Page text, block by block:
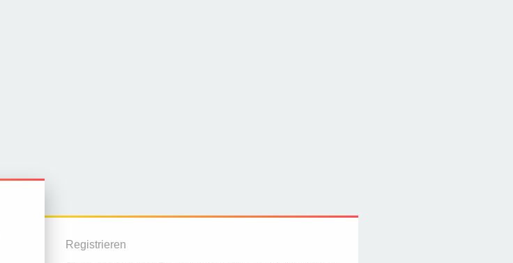
Registrieren